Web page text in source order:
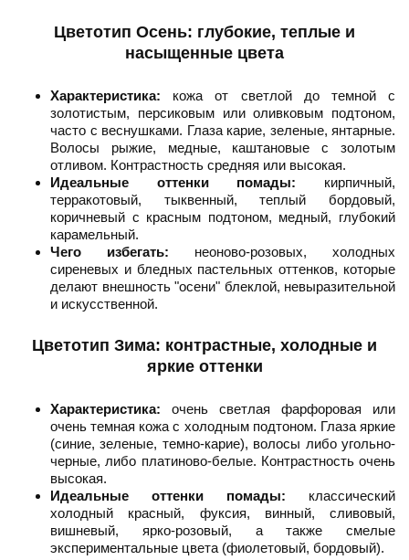
Цветотип Осень: глубокие, теплые и
насыщенные цвета
Характеристика: кожа от светлой до темной с
золотистым, персиковым или оливковым подтоном,
часто с веснушками. Глаза карие, зеленые, янтарные.
Волосы рыжие, медные, каштановые с золотым
отливом. Контрастность средняя или высокая.
Идеальные оттенки помады: кирпичный,
терракотовый, тыквенный, теплый бордовый,
коричневый с красным подтоном, медный, глубокий
карамельный.
Чего избегать: неоново-розовых, холодных
сиреневых и бледных пастельных оттенков, которые
делают внешность "осени" блеклой, невыразительной
и искусственной.
Цветотип Зима: контрастные, холодные и
яркие оттенки
Характеристика: очень светлая фарфоровая или
очень темная кожа с холодным подтоном. Глаза яркие
(синие, зеленые, темно-карие), волосы либо угольно-
черные, либо платиново-белые. Контрастность очень
высокая.
Идеальные оттенки помады: классический
холодный красный, фуксия, винный, сливовый,
вишневый, ярко-розовый, а также смелые
экспериментальные цвета (фиолетовый, бордовый).